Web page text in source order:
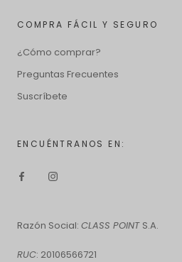
COMPRA FÁCIL Y SEGURO
¿Cómo comprar?
Preguntas Frecuentes
Suscríbete
ENCUÉNTRANOS EN:
Razón Social: CLASS POINT S.A.
RUC: 20106566721